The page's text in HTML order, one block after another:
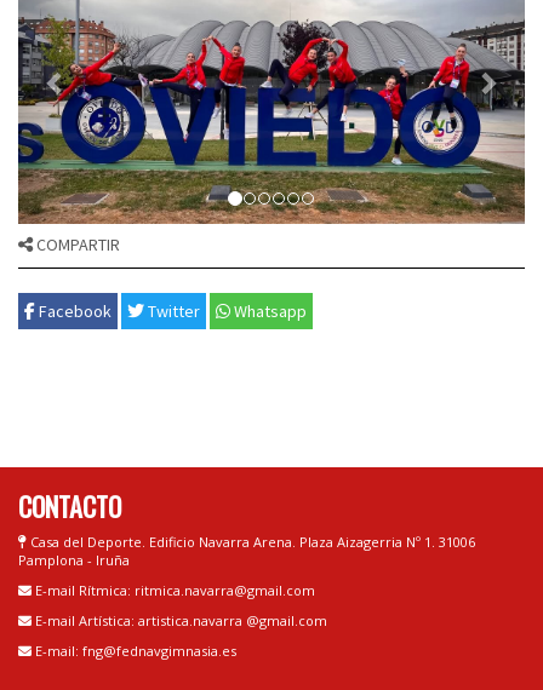
COMPARTIR
Facebook Twitter Whatsapp
CONTACTO
Casa del Deporte. Edificio Navarra Arena. Plaza Aizagerria Nº 1. 31006
Pamplona - Iruña
E-mail Rítmica: ritmica.navarra@gmail.com
E-mail Artística: artistica.navarra @gmail.com
E-mail: fng@fednavgimnasia.es